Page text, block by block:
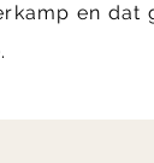
en dat